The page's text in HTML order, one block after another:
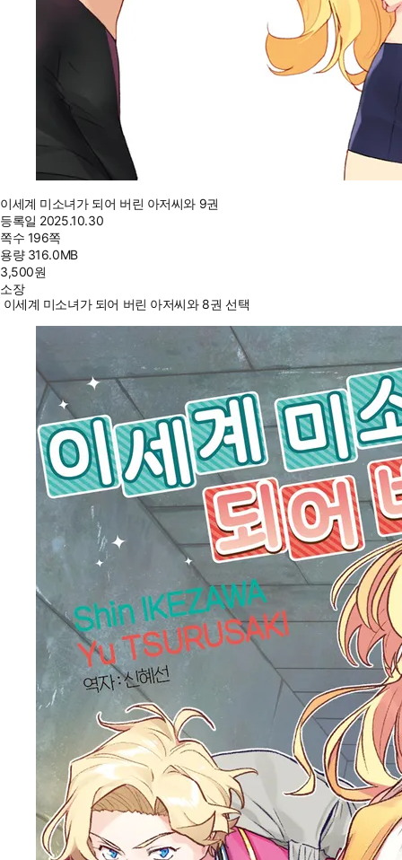
이세계 미소녀가 되어 버린 아저씨와 9권
등록일 2025.10.30
쪽수 196쪽
용량 316.0MB
3,500원
소장
이세계 미소녀가 되어 버린 아저씨와 8권 선택